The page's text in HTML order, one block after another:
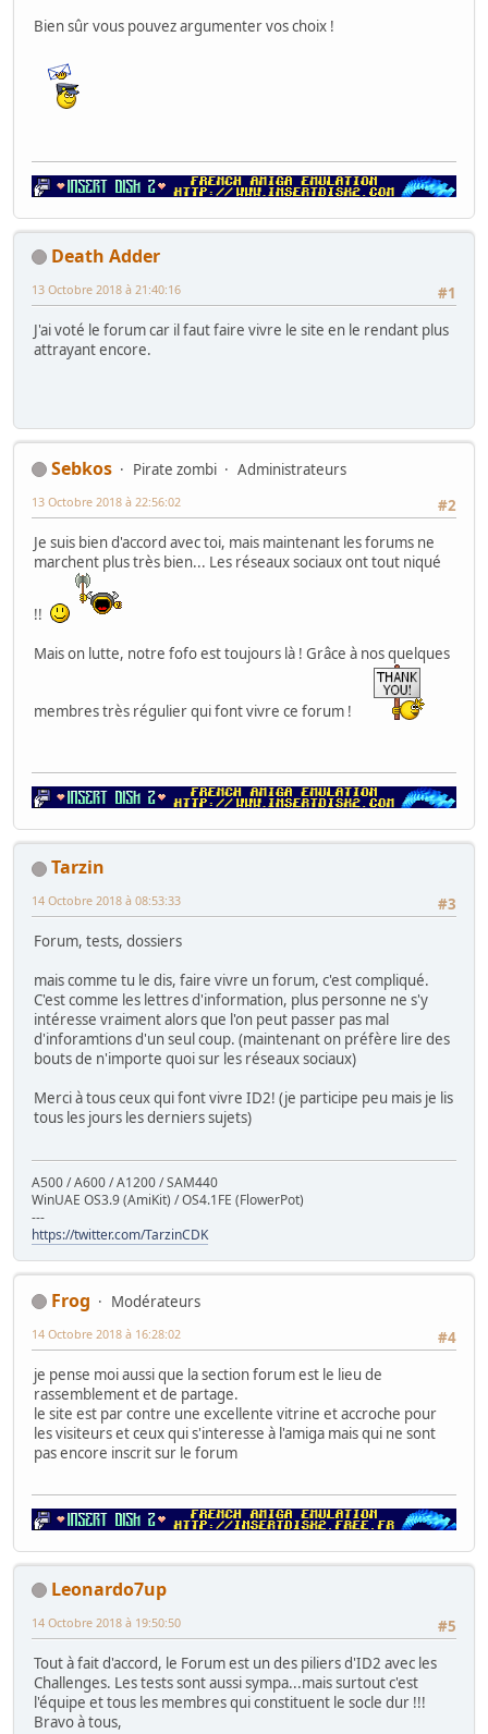
Bien sûr vous pouvez argumenter vos choix !
Death Adder
#1
13 Octobre 2018 à 21:40:16
J'ai voté le forum car il faut faire vivre le site en le rendant plus
attrayant encore.
Sebkos Pirate zombi
Administrateurs
#2
13 Octobre 2018 à 22:56:02
Je suis bien d'accord avec toi, mais maintenant les forums ne
marchent plus très bien... Les réseaux sociaux ont tout niqué
!!
Mais on lutte, notre fofo est toujours là ! Grâce à nos quelques
membres très régulier qui font vivre ce forum !
Tarzin
#3
14 Octobre 2018 à 08:53:33
Forum, tests, dossiers
mais comme tu le dis, faire vivre un forum, c'est compliqué.
C'est comme les lettres d'information, plus personne ne s'y
intéresse vraiment alors que l'on peut passer pas mal
d'inforamtions d'un seul coup. (maintenant on préfère lire des
bouts de n'importe quoi sur les réseaux sociaux)
Merci à tous ceux qui font vivre ID2! (je participe peu mais je lis
tous les jours les derniers sujets)
A500 / A600 / A1200 / SAM440
WinUAE OS3.9 (AmiKit) / OS4.1FE (FlowerPot)
---
https://twitter.com/TarzinCDK
Frog
Modérateurs
#4
14 Octobre 2018 à 16:28:02
je pense moi aussi que la section forum est le lieu de
rassemblement et de partage.
le site est par contre une excellente vitrine et accroche pour
les visiteurs et ceux qui s'interesse à l'amiga mais qui ne sont
pas encore inscrit sur le forum
Leonardo7up
#5
14 Octobre 2018 à 19:50:50
Tout à fait d'accord, le Forum est un des piliers d'ID2 avec les
Challenges. Les tests sont aussi sympa...mais surtout c'est
l'équipe et tous les membres qui constituent le socle dur !!!
Bravo à tous,